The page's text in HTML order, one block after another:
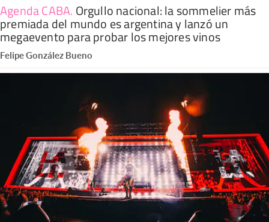
Agenda CABA. Orgullo nacional: la sommelier más
premiada del mundo es argentina y lanzó un
megaevento para probar los mejores vinos
Felipe González Bueno